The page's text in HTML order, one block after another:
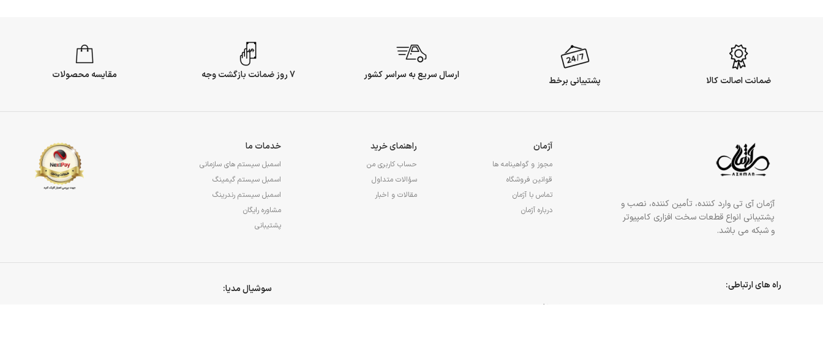
ضمانت اصالت کالا پشتیبانی برخط ارسال سریع به سراسر کشور 7 روز ضمانت بازگشت وجه مقایسه محصولات
آژمان آی تی وارد کننده، تأمین کننده، نصب و
پشتیبانی انواع قطعات سخت افزاری کامپیوتر
و شبکه می باشد.
آژمان
مجوز و گواهینامه ها
قوانین فروشگاه
تماس با آژمان
درباره آژمان
راهنمای خرید
حساب کاربری من
سؤالات متداول
مقالات و اخبار
خدمات ما
اسمبل سیستم های سازمانی
اسمبل سیستم گیمینگ
اسمبل سیستم رندرینگ
مشاوره رایگان
پشتیبانی
راه های ارتباطی:
سوشیال مدیا: